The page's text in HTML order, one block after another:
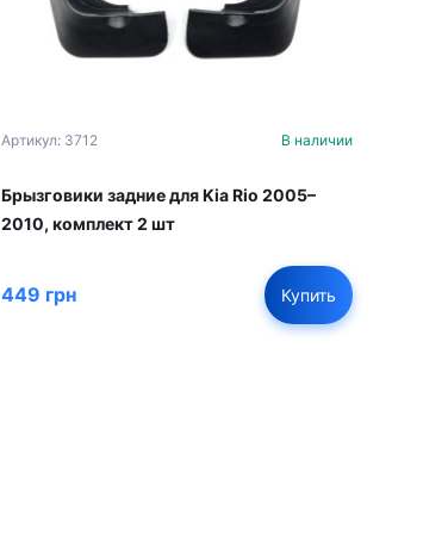
Артикул: 3712 В наличии
Брызговики задние для Kia Rio 2005–
2010, комплект 2 шт
449 грн Купить